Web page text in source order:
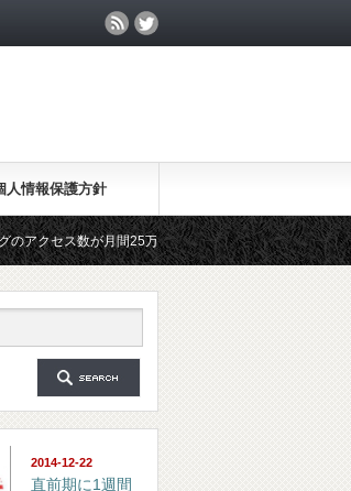
人情報保護方針
間25万PV、公開記事数が2000記事を突破しました（感
秘訣」は、2018年6月に総読者数が4万人を突破しま
2014-12-22
直前期に1週間